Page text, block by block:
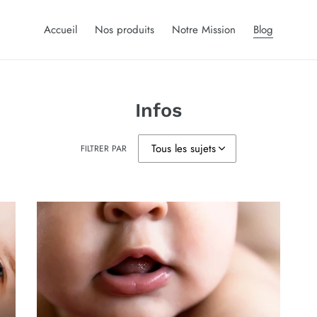
Accueil Nos produits Notre Mission Blog
Infos
FILTRER PAR